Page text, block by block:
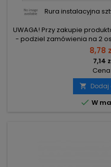
Rura instalacyjna
UWAGA! Przy zakupie
- podziel zamówienia na 2
kosztu transportu! Zamów8,78
7,14
 Dodaj
 W